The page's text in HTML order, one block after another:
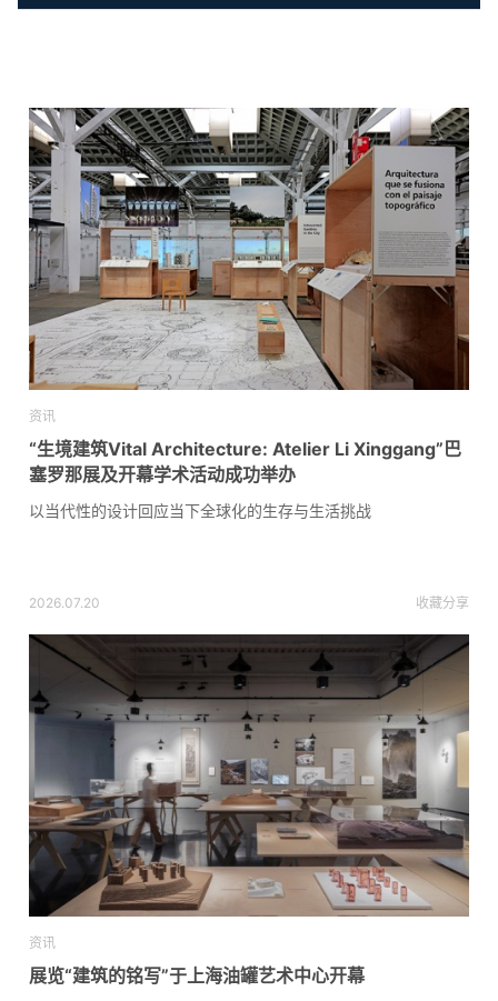
资讯
“生境建筑Vital Architecture: Atelier Li Xinggang”巴
塞罗那展及开幕学术活动成功举办
以当代性的设计回应当下全球化的生存与生活挑战
2026.07.20 收藏分享
资讯
展览“建筑的铭写”于上海油罐艺术中心开幕